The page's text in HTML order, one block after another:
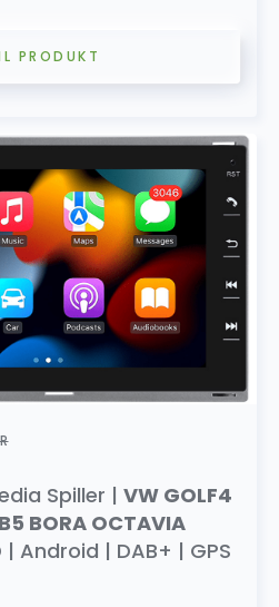
PRODUKT
Spiller | VW GOLF4
BORA OCTAVIA
| Android | DAB+ | GPS